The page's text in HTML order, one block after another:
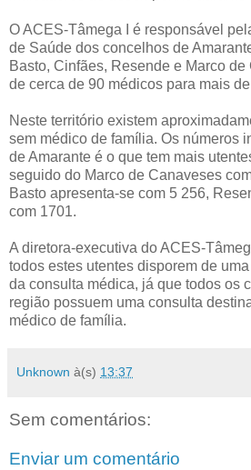
O ACES-Tâmega I é responsável
de Saúde dos concelhos de
Basto, Cinfães, Resende e Marco
de cerca de 90 médicos para mais
Neste território existem
sem médico de família. Os números
de Amarante é o que tem mais
seguido do Marco de Canaveses
Basto apresenta-se com 5 256,
com 1701.
A diretora-executiva do ACES-
todos estes utentes disporem de
da consulta médica, já que todos os
região possuem uma consulta
médico de família.
Unknown à(s) 13:37
Sem comentários:
Enviar um comentário